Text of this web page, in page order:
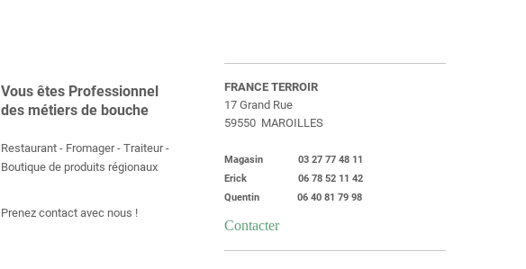
Vous êtes Professionnel
des métiers de bouche
Restaurant - Fromager - Traiteur -
Boutique de produits régionaux
Prenez contact avec nous !
FRANCE TERROIR
17 Grand Rue
59550 MAROILLES
Magasin 03 27 77 48 11
Erick 06 78 52 11 42
Quentin 06 40 81 79 98
Contacter